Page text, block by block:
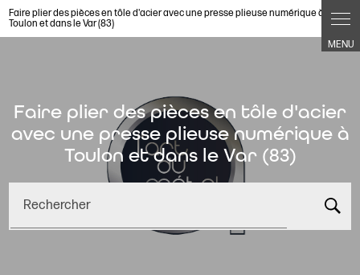
Faire plier des pièces en tôle d'acier avec une presse plieuse numérique à
Toulon et dans le Var (83)
Faire plier des pièces en tôle d'acier
avec une presse plieuse numérique à
Toulon et dans le Var (83)
Rechercher
Panneau de gestion des cookies